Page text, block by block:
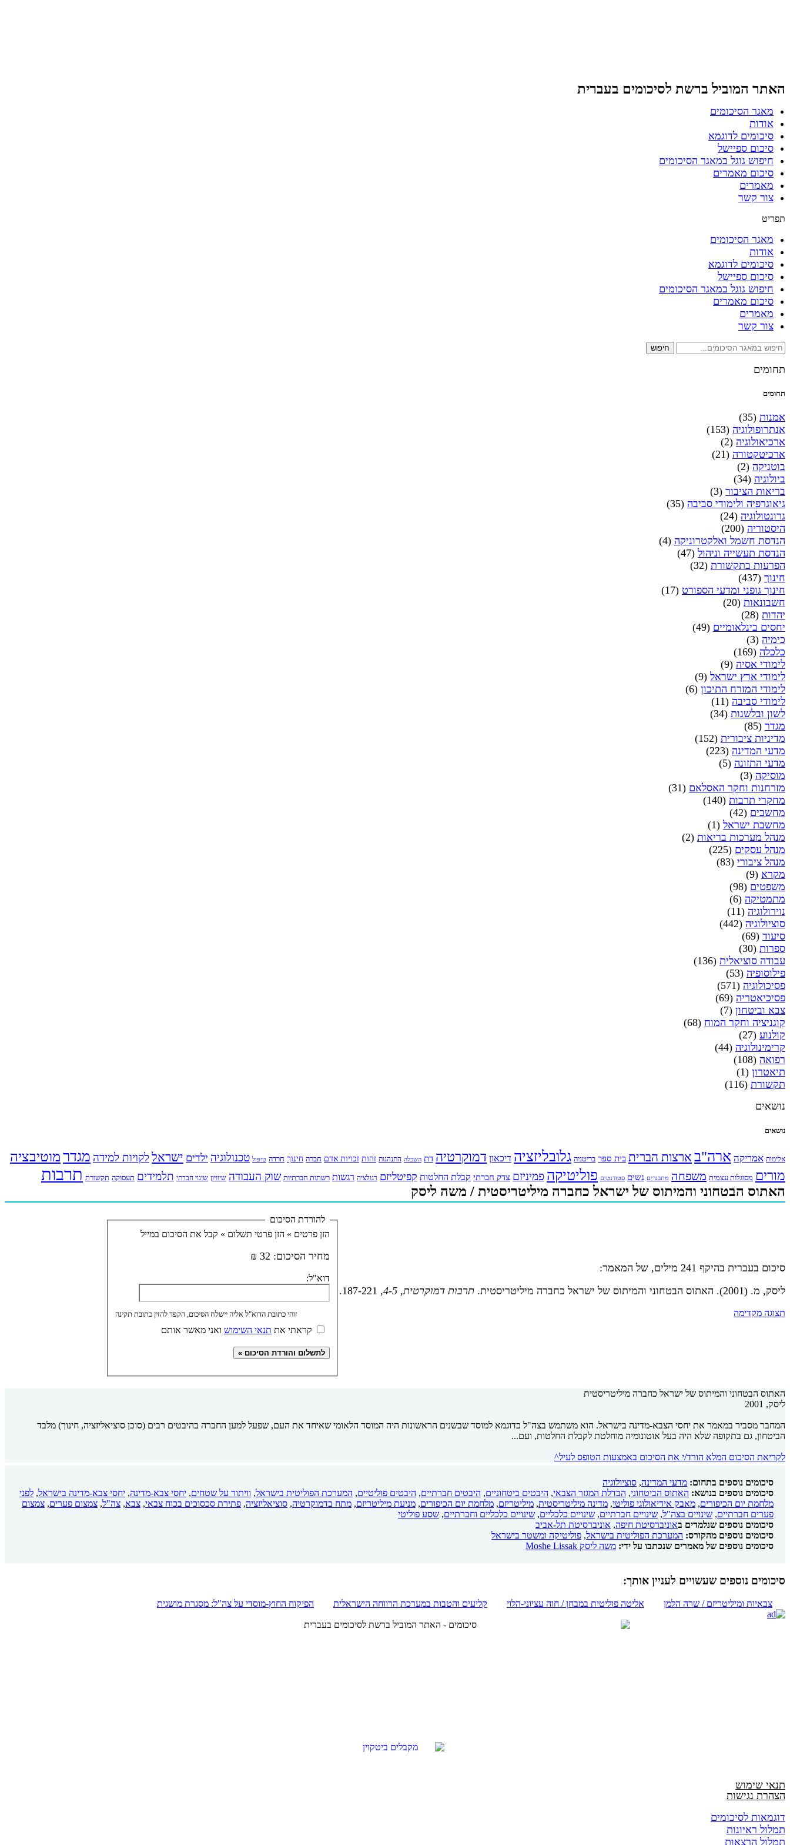
האתר המוביל ברשת לסיכומים בעברית
מאגר הסיכומים
אודות
סיכומים לדוגמא
סיכום ספיישל
חיפוש גוגל במאגר הסיכומים
סיכום מאמרים
מאמרים
צור קשר
תפריט
מאגר הסיכומים
אודות
סיכומים לדוגמא
סיכום ספיישל
חיפוש גוגל במאגר הסיכומים
סיכום מאמרים
מאמרים
צור קשר
חיפוש
תחומים
תחומים
אמנות (35)
אנתרופולוגיה (153)
ארכיאולוגיה (2)
ארכיטקטורה (21)
בוטניקה (2)
ביולוגיה (34)
בריאות הציבור (3)
גיאוגרפיה ולימודי סביבה (35)
גרונטולוגיה (24)
היסטוריה (200)
הנדסת חשמל ואלקטרוניקה (4)
הנדסת תעשייה וניהול (47)
הפרעות בתקשורת (32)
חינוך (437)
חינוך גופני ומדעי הספורט (17)
חשבונאות (20)
יהדות (28)
יחסים בינלאומיים (49)
כימיה (3)
כלכלה (169)
לימודי אסיה (9)
לימודי ארץ ישראל (9)
לימודי המזרח התיכון (6)
לימודי סביבה (11)
לשון ובלשנות (34)
מגדר (85)
מדיניות ציבורית (152)
מדעי המדינה (223)
מדעי התזונה (5)
מוסיקה (3)
מזרחנות וחקר האסלאם (31)
מחקרי תרבות (140)
מחשבים (42)
מחשבת ישראל (1)
מנהל מערכות בריאות (2)
מנהל עסקים (225)
מנהל ציבורי (83)
מקרא (9)
משפטים (98)
מתמטיקה (6)
נוירולוגיה (11)
סוציולוגיה (442)
סיעוד (69)
ספרות (30)
עבודה סוציאלית (136)
פילוסופיה (53)
פסיכולוגיה (571)
פסיכיאטריה (69)
צבא וביטחון (7)
קוגניציה וחקר המוח (68)
קולנוע (27)
קרימינולוגיה (44)
רפואה (108)
תיאטרון (1)
תקשורת (116)
נושאים
נושאים
אלימות אמריקה ארה"ב ארצות הברית בית ספר בריטניה גלובליזציה דיכאון דמוקרטיה דת השכלה התנהגות זהות זכויות אדם חברה חינוך חרדה טיפול טכנולוגיה ילדים ישראל לקויות למידה מגדרמוטיבציה
מורים מסוגלות עצמית משפחה מתבגרים נשים סטודנטים פוליטיקה פמיניזם צדק חברתי קבלת החלטות קפיטליזם רגולציה רגשות רשתות חברתיות שוק העבודה שיוויון שינוי חברתי תלמידים תעסוקה תקשורת תרבות
האתוס הבטחוני והמיתוס של ישראל כחברה מיליטריסטית / משה ליסק
סיכום בעברית בהיקף 241 מילים, של המאמר:
ליסק, מ. (2001). האתוס הבטחוני והמיתוס של ישראל כחברה מיליטריסטית.
תרבות דמוקרטית, 4-5,
תצוגה מקדימה
להורדת הסיכום
הזן פרטים » הזן פרטי תשלום » קבל את הסיכום במייל
מחיר הסיכום: 32 ₪
דוא"ל:
זוהי כתובת הדוא"ל אליה יישלח הסיכום, הקפד להזין כתובת תקינה
תנאי השימוש ואני מאשר אותם
האתוס הבטחוני והמיתוס של ישראל כחברה מיליטריסטית
ליסק, 2001
המחבר מסביר במאמר את יחסי הצבא-מדינה בישראל. הוא משתמש בצה"ל כדוגמא למוסד שבשנים הראשונות היה המוסד הלאומי שאיחד את העם, שפעל למען החברה בהיבטים רבים (סוכן סוציאליזציה, חינוך) מלבד
הביטחון, גם בתקופה שלא היה בעל אוטונומיה מוחלטת לקבלת החלטות, ועם...
לקריאת הסיכום המלא הורד/י את הסיכום באמצעות הטופס לעיל^
סיכומים נוספים בתחום: מדעי המדינה, סוציולוגיה
סיכומים נוספים בנושא: האתוס הביטחוני, הבדלת המגזר הצבאי, היבטים ביטחוניים, היבטים חברתיים, היבטים פוליטיים, המערכת הפוליטית בישראל, וויתור על שטחים, יחסי צבא-מדינה, יחסי צבא-מדינה בישראל, לפני
מלחמת יום הכיפורים, מאבק אידיאולוגי פוליטי, מדינה מיליטריסטית, מיליטריזם, מלחמת יום הכיפורים, מניעת מיליטריזם, מתח בדמוקרטיה, סוציאליזציה, פתירת סכסוכים בכוח צבאי, צבא, צה"ל, צמצום פערים, צמצום
פערים חברתיים, שינויים בצה"ל, שינויים חברתיים, שינויים כלכליים, שינויים כלכליים וחברתיים, שסע פוליטי
סיכומים נוספים שנלמדים באוניברסיטת חיפה, אוניברסיטת תל-אביב
סיכומים נוספים מהקורס: המערכת הפוליטית בישראל, פוליטיקה ומשטר בישראל
סיכומים נוספים של מאמרים שנכתבו על ידי: משה ליסק Moshe Lissak
סיכומים נוספים שעשויים לעניין אותך:
צבאיות ומיליטריזם / שרה הלמן אליטה פוליטית במבחן / חוה עציוני-הלוי קליעים והטבות במערכת הרווחה הישראלית הפיקוח החוץ-מוסדי על צה"ל: מסגרת מושגית
תנאי שימוש
הצהרת נגישות
דוגמאות לסיכומים
תמלול ראיונות
תמלול הרצאות